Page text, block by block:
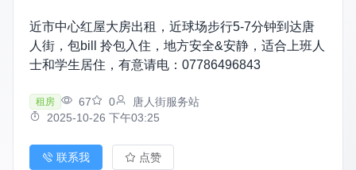
近市中心红屋大房出租，近球场步行5-7分钟到达唐
人街，包bill 拎包入住，地方安全&安静，适合上班人
士和学生居住，有意请电：07786496843
租房 67 0
唐人街服务站
2025-10-26 下午03:25
联系我 点赞